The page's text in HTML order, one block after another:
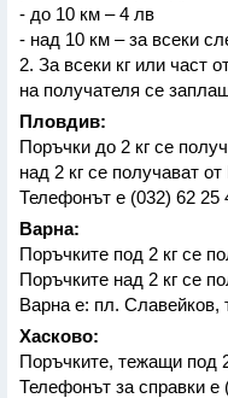
- до 10 км – 4 лв
- над 10 км – за всеки
2. За всеки кг или част
на получателя се
Пловдив:
Поръчки до 2 кг се
над 2 кг се получават
Телефонът е (032) 62 25
Варна:
Поръчките под 2 кг се
Поръчките над 2 кг се
Варна е: пл. Славейков,
Хасково:
Поръчките, тежащи под
Телефонът за справки е